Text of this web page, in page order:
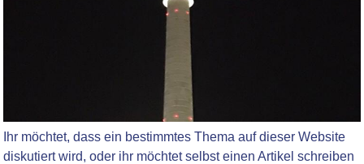
Ihr möchtet, dass ein bestimmtes Thema auf dieser Website
diskutiert wird, oder ihr möchtet selbst einen Artikel schreiben